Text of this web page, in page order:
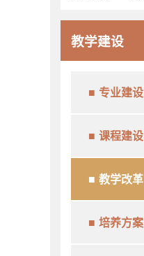
教学建设
专业建设
课程建设
教学改革
培养方案